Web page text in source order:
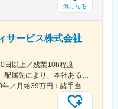
気になる
サービス株式会社
日以上／残業10h程度